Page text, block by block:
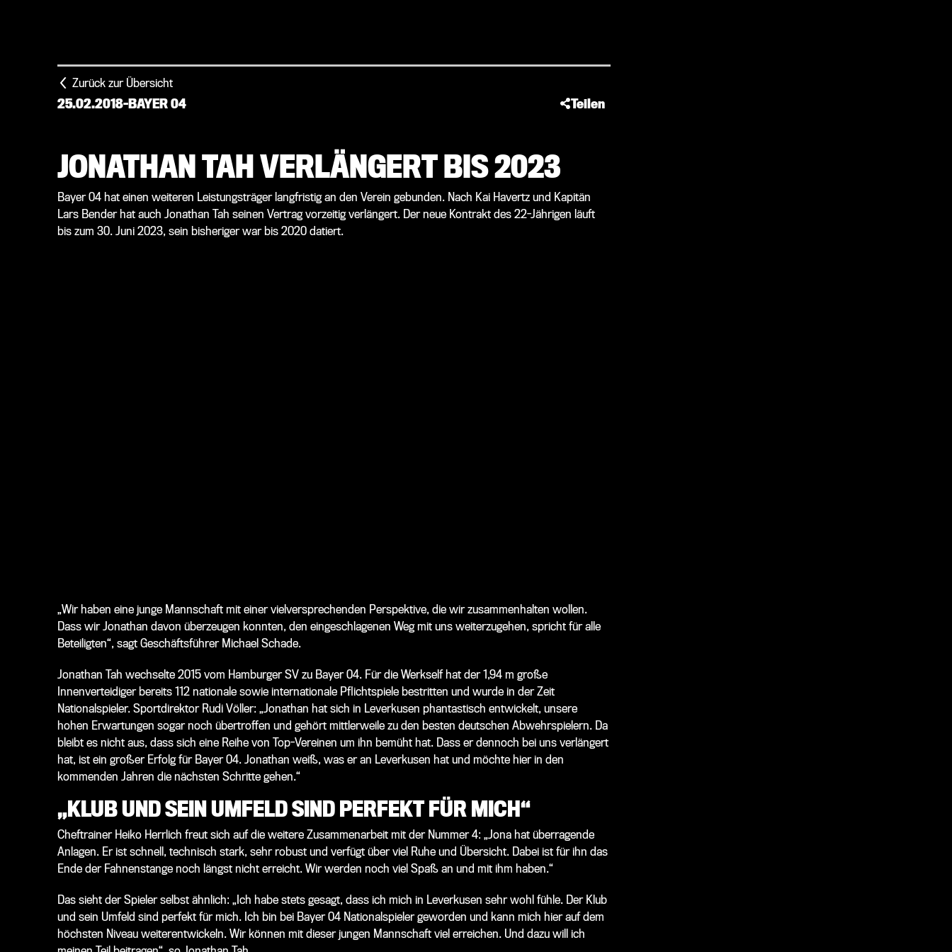
Zurück zur Übersicht
25.02.2018-BAYER 04 Teilen
JONATHAN TAH VERLÄNGERT BIS 2023
Bayer 04 hat einen weiteren Leistungsträger langfristig an den Verein gebunden. Nach Kai Havertz und Kapitän
Lars Bender hat auch Jonathan Tah seinen Vertrag vorzeitig verlängert. Der neue Kontrakt des 22-Jährigen läuft
bis zum 30. Juni 2023, sein bisheriger war bis 2020 datiert.
„Wir haben eine junge Mannschaft mit einer vielversprechenden Perspektive, die wir zusammenhalten wollen.
Dass wir Jonathan davon überzeugen konnten, den eingeschlagenen Weg mit uns weiterzugehen, spricht für alle
Beteiligten“, sagt Geschäftsführer Michael Schade.
Jonathan Tah wechselte 2015 vom Hamburger SV zu Bayer 04. Für die Werkself hat der 1,94 m große
Innenverteidiger bereits 112 nationale sowie internationale Pflichtspiele bestritten und wurde in der Zeit
Nationalspieler. Sportdirektor Rudi Völler: „Jonathan hat sich in Leverkusen phantastisch entwickelt, unsere
hohen Erwartungen sogar noch übertroffen und gehört mittlerweile zu den besten deutschen Abwehrspielern. Da
bleibt es nicht aus, dass sich eine Reihe von Top-Vereinen um ihn bemüht hat. Dass er dennoch bei uns verlängert
hat, ist ein großer Erfolg für Bayer 04. Jonathan weiß, was er an Leverkusen hat und möchte hier in den
kommenden Jahren die nächsten Schritte gehen.“
„KLUB UND SEIN UMFELD SIND PERFEKT FÜR MICH“
Cheftrainer Heiko Herrlich freut sich auf die weitere Zusammenarbeit mit der Nummer 4: „Jona hat überragende
Anlagen. Er ist schnell, technisch stark, sehr robust und verfügt über viel Ruhe und Übersicht. Dabei ist für ihn das
Ende der Fahnenstange noch längst nicht erreicht. Wir werden noch viel Spaß an und mit ihm haben.“
Das sieht der Spieler selbst ähnlich: „Ich habe stets gesagt, dass ich mich in Leverkusen sehr wohl fühle. Der Klub
und sein Umfeld sind perfekt für mich. Ich bin bei Bayer 04 Nationalspieler geworden und kann mich hier auf dem
höchsten Niveau weiterentwickeln. Wir können mit dieser jungen Mannschaft viel erreichen. Und dazu will ich